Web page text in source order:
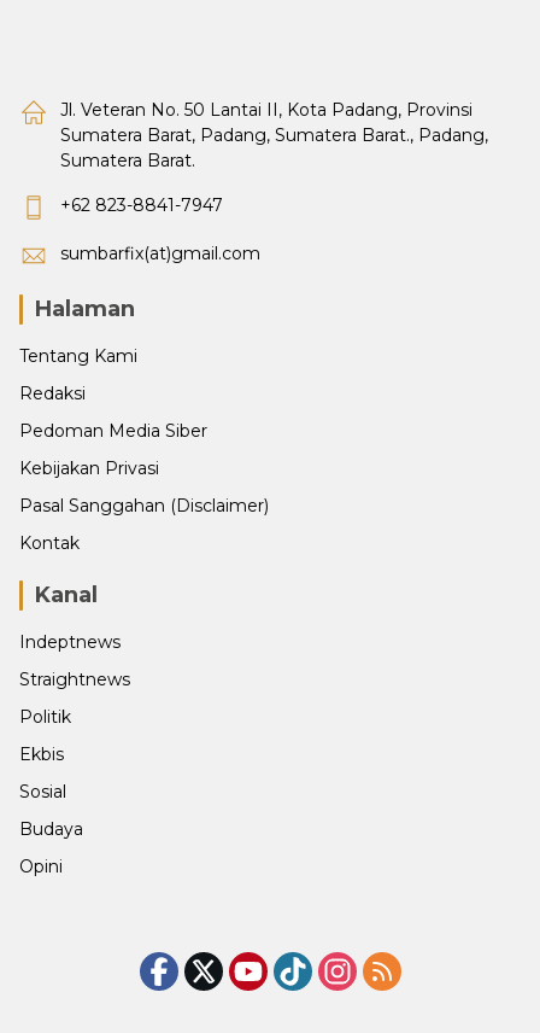
Jl. Veteran No. 50 Lantai II, Kota Padang, Provinsi
Sumatera Barat, Padang, Sumatera Barat., Padang,
Sumatera Barat.
+62 823-8841-7947
sumbarfix(at)gmail.com
Halaman
Tentang Kami
Redaksi
Pedoman Media Siber
Kebijakan Privasi
Pasal Sanggahan (Disclaimer)
Kontak
Kanal
Indeptnews
Straightnews
Politik
Ekbis
Sosial
Budaya
Opini